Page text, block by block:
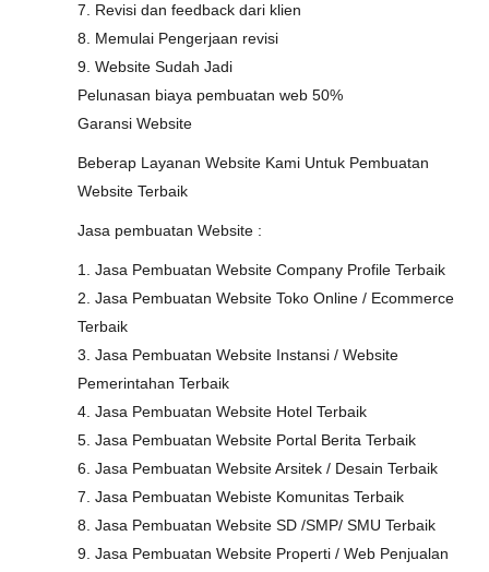
7. Revisi dan feedback dari klien
8. Memulai Pengerjaan revisi
9. Website Sudah Jadi
Pelunasan biaya pembuatan web 50%
Garansi Website
Beberap Layanan Website Kami Untuk Pembuatan
Website Terbaik
Jasa pembuatan Website :
1. Jasa Pembuatan Website Company Profile Terbaik
2. Jasa Pembuatan Website Toko Online / Ecommerce
Terbaik
3. Jasa Pembuatan Website Instansi / Website
Pemerintahan Terbaik
4. Jasa Pembuatan Website Hotel Terbaik
5. Jasa Pembuatan Website Portal Berita Terbaik
6. Jasa Pembuatan Website Arsitek / Desain Terbaik
7. Jasa Pembuatan Webiste Komunitas Terbaik
8. Jasa Pembuatan Website SD /SMP/ SMU Terbaik
9. Jasa Pembuatan Website Properti / Web Penjualan